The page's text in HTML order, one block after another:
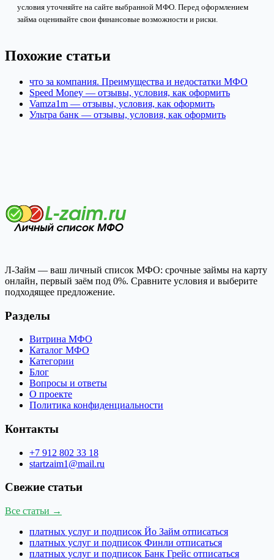
условия уточняйте на сайте выбранной МФО. Перед оформлением
займа оценивайте свои финансовые возможности и риски.
Похожие статьи
что за компания. Преимущества и недостатки МФО
Speed Money — отзывы, условия, как оформить
Vamza1m — отзывы, условия, как оформить
Ультра банк — отзывы, условия, как оформить
Л-Займ — ваш личный список МФО: срочные займы на карту
онлайн, первый заём под 0%. Сравните условия и выберите
подходящее предложение.
Разделы
Витрина МФО
Каталог МФО
Категории
Блог
Вопросы и ответы
О проекте
Политика конфиденциальности
Контакты
+7 912 802 33 18
startzaim1@mail.ru
Свежие статьи
Все статьи →
платных услуг и подписок Йо Займ отписаться
платных услуг и подписок Финли отписаться
платных услуг и подписок Банк Грейс отписаться